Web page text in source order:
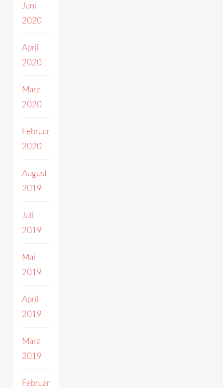
Juni
2020
April
2020
März
2020
Februar
2020
August
2019
Juli
2019
Mai
2019
April
2019
März
2019
Februar